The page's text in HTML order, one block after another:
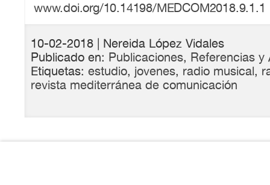
www.doi.org/10.14198/MEDCOM2018.9.1.1
10-02-2018 | Nereida López Vidales
Publicado en: Publicaciones, Referencias y
Etiquetas: estudio, jovenes, radio musical,
revista mediterránea de comunicación